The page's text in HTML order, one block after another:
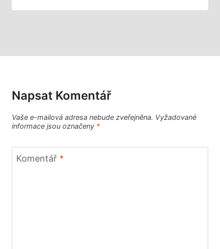
Napsat Komentář
Vaše e-mailová adresa nebude zveřejněna. Vyžadované
informace jsou označeny *
Komentář *